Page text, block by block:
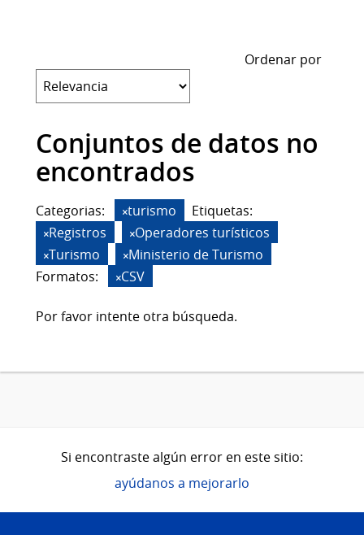
Ordenar por
Conjuntos de datos no
encontrados
Categorias: turismo
Etiquetas:
Registros
Operadores turísticos
Turismo
Ministerio de Turismo
Formatos:
CSV
Por favor intente otra búsqueda.
Si encontraste algún error en este sitio:
ayúdanos a mejorarlo